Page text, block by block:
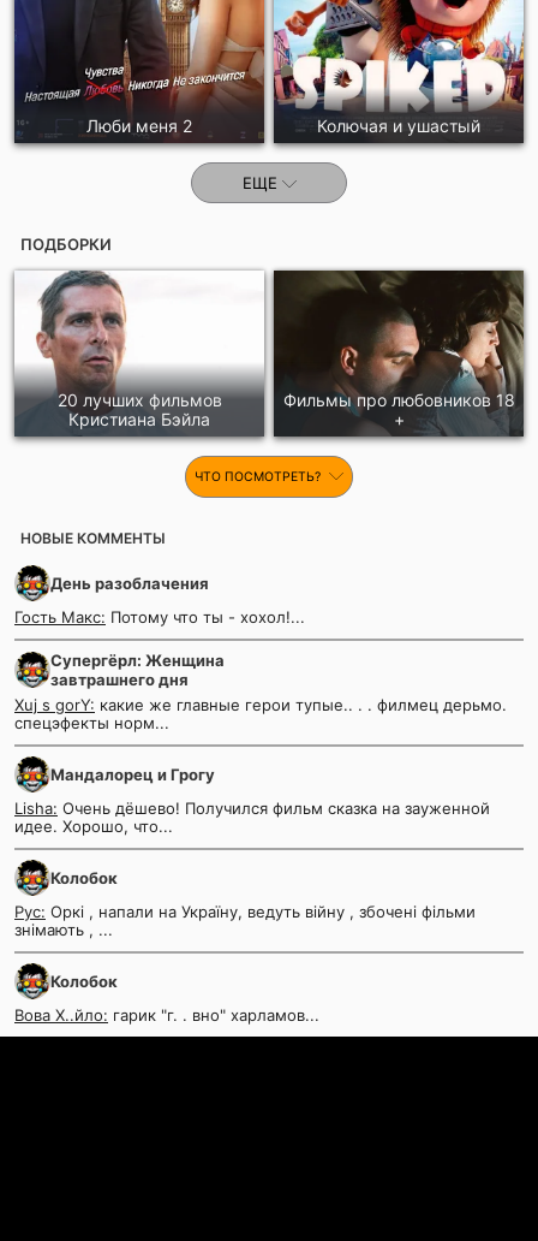
Люби меня 2 Колючая и ушастый
ЕЩЕ
ПОДБОРКИ
20 лучших фильмов
Кристиана Бэйла
Фильмы про любовников 18
+
ЧТО ПОСМОТРЕТЬ?
НОВЫЕ КОММЕНТЫ
День разоблачения
Гость Макс: Потому что ты - хохол!...
Супергёрл: Женщина
завтрашнего дня
Xuj s gorY: какие же главные герои тупые.. . . филмец дерьмо.
спецэфекты норм...
Мандалорец и Грогу
Lisha: Очень дёшево! Получился фильм сказка на зауженной
идее. Хорошо, что...
Колобок
Рус: Оркі , напали на Україну, ведуть війну , збочені фільми
знімають , ...
Колобок
Вова Х..йло: гарик "г. . вно" харламов...